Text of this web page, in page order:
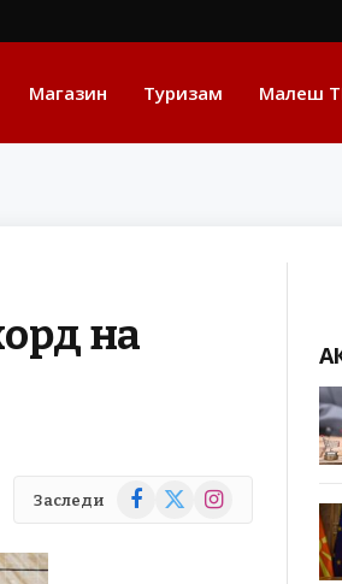
Магазин Туризам Малеш
на
Заследи Facebook
X
Instagram